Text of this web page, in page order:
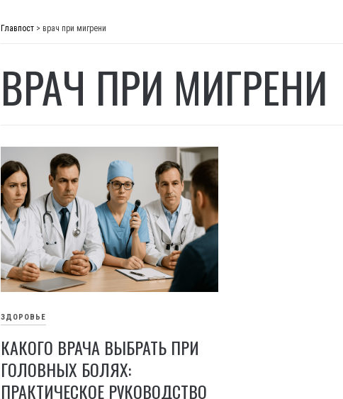
Главпост > врач при мигрени
ВРАЧ ПРИ МИГРЕНИ
ЗДОРОВЬЕ
КАКОГО ВРАЧА ВЫБРАТЬ ПРИ
ГОЛОВНЫХ БОЛЯХ:
ПРАКТИЧЕСКОЕ РУКОВОДСТВО